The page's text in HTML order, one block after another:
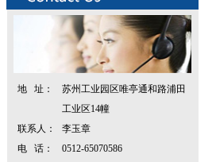
地 址：
苏州工业园区唯亭通和路浦田
工业区14幢
联系人：
李玉章
电 话：
0512-65070586